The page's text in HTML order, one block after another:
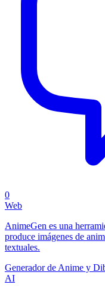
0
Web
AnimeGen es una
produce imágenes de
textuales.
Generador de Anime y
AI